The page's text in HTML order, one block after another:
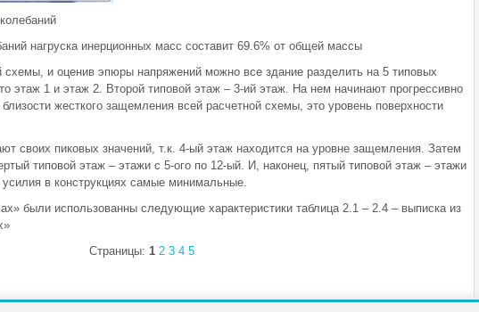
нагруска инерционных масс составит 69.6% от общей массы
схемы, и оценив эпюры напряжений можно все здание разделить на 5 типовых
этаж 1 и этаж 2. Второй типовой этаж – 3-ий этаж. На нем начинают прогрессивно
жесткого защемления всей расчетной схемы, это уровень поверхности
своих пиковых значений, т.к. 4-ый этаж находится на уровне защемления. Затем
типовой этаж – этажи с 5-ого по 12-ый. И, наконец, пятый типовой этаж – этажи
в конструкциях самые минимальные.
были использованны следующие характеристики таблица 2.1 – 2.4 – выписка из
Страницы: 1 2 3 4 5